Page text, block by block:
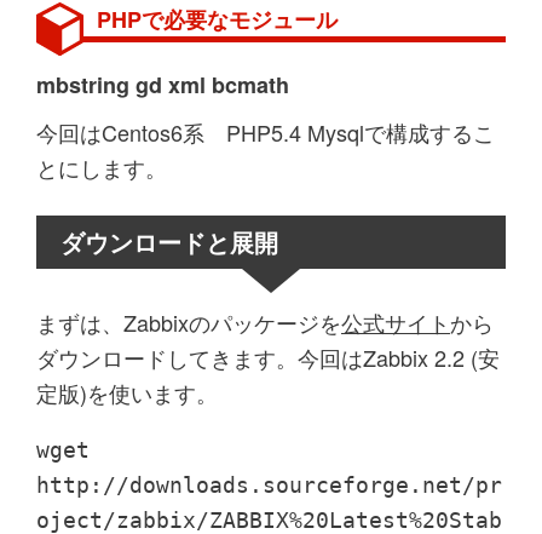
PHPで必要なモジュール
mbstring gd xml bcmath
今回はCentos6系 PHP5.4 Mysqlで構成するこ
とにします。
ダウンロードと展開
まずは、Zabbixのパッケージを公式サイトから
ダウンロードしてきます。今回はZabbix 2.2 (安
定版)を使います。
wget
http://downloads.sourceforge.net/pr
oject/zabbix/ZABBIX%20Latest%20Stab